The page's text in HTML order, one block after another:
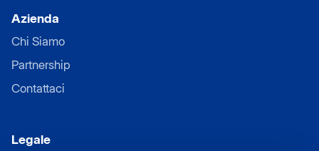
Azienda
Chi Siamo
Partnership
Contattaci
Legale